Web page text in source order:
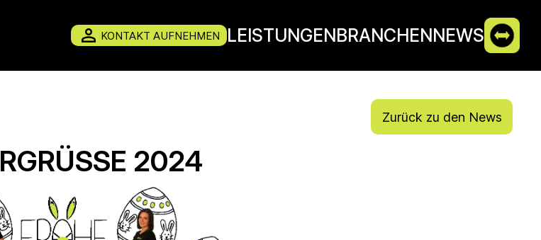
KONTAKT AUFNEHMEN LEISTUNGENBRANCHENNEWS
Zurück zu den News
2024